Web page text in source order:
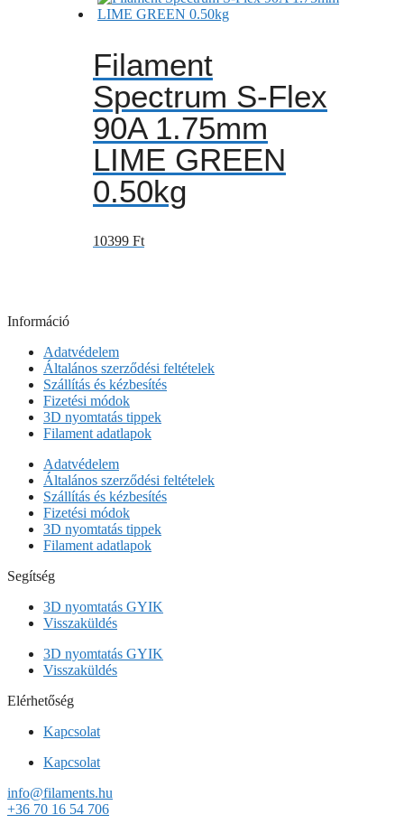
Filament
Spectrum S-Flex
90A 1.75mm
LIME GREEN
0.50kg
10399 Ft
Információ
Adatvédelem
Általános szerződési feltételek
Szállítás és kézbesítés
Fizetési módok
3D nyomtatás tippek
Filament adatlapok
Adatvédelem
Általános szerződési feltételek
Szállítás és kézbesítés
Fizetési módok
3D nyomtatás tippek
Filament adatlapok
Segítség
3D nyomtatás GYIK
Visszaküldés
3D nyomtatás GYIK
Visszaküldés
Elérhetőség
Kapcsolat
Kapcsolat
info@filaments.hu
+36 70 16 54 706